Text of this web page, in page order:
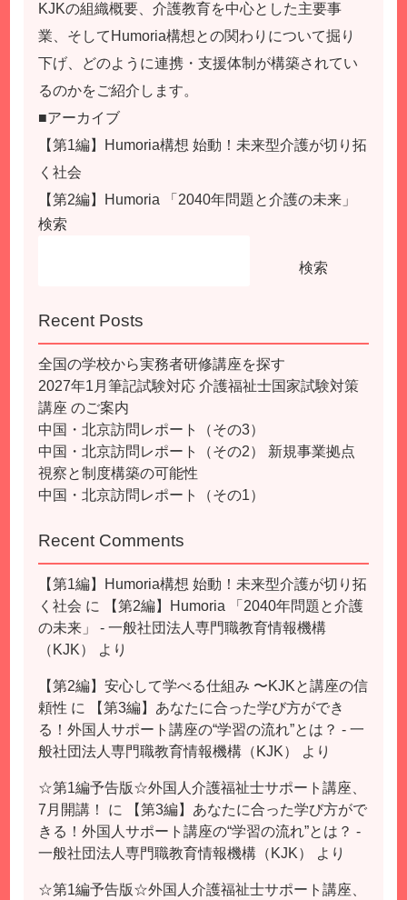
KJKの組織概要、介護教育を中心とした主要事
業、そしてHumoria構想との関わりについて掘り
下げ、どのように連携・支援体制が構築されてい
るのかをご紹介します。
■アーカイブ
【第1編】Humoria構想 始動！未来型介護が切り拓
く社会
【第2編】Humoria 「2040年問題と介護の未来」
検索
検索
Recent Posts
全国の学校から実務者研修講座を探す
2027年1月筆記試験対応 介護福祉士国家試験対策
講座 のご案内
中国・北京訪問レポート（その3）
中国・北京訪問レポート（その2） 新規事業拠点
視察と制度構築の可能性
中国・北京訪問レポート（その1）
Recent Comments
【第1編】Humoria構想 始動！未来型介護が切り拓
く社会 に
【第2編】Humoria 「2040年問題と介護
の未来」 - 一般社団法人専門職教育情報機構
（KJK）
より
【第2編】安心して学べる仕組み 〜KJKと講座の信
頼性 に
【第3編】あなたに合った学び方ができ
る！外国人サポート講座の“学習の流れ”とは？ - 一
般社団法人専門職教育情報機構（KJK）
より
☆第1編予告版☆外国人介護福祉士サポート講座、
7月開講！
に
【第3編】あなたに合った学び方がで
きる！外国人サポート講座の“学習の流れ”とは？ -
一般社団法人専門職教育情報機構（KJK）
より
☆第1編予告版☆外国人介護福祉士サポート講座、